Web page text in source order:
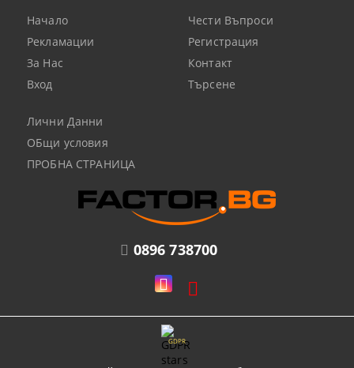
0896 738700
Начало
Рекламации
За Нас
Вход
Чести Въпроси
Регистрация
Контакт
Търсене
Лични Данни
ОБщи условия
ПРОБНА СТРАНИЦА
GDPR